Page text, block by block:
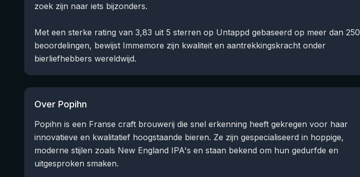
zoek zijn naar iets bijzonders.
Met een sterke rating van 3,83 uit 5 sterren op Untappd gebaseerd op meer dan 250
beoordelingen, bewijst Immemore zijn kwaliteit en aantrekkingskracht onder
bierliefhebbers wereldwijd.
Over Popihn
Popihn is een Franse craft brouwerij die snel erkenning heeft gekregen voor haar
innovatieve en kwalitatief hoogstaande bieren. Ze zijn gespecialiseerd in hoppige,
moderne stijlen zoals New England IPA's en staan bekend om hun gedurfde en
uitgesproken smaken.